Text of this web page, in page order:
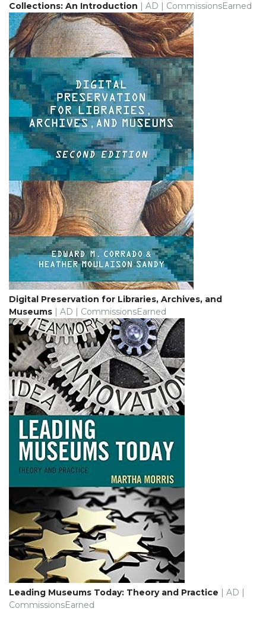
Collections: An Introduction | AD | CommissionsEarned
Digital Preservation for Libraries, Archives, and
Museums | AD | CommissionsEarned
Leading Museums Today: Theory and Practice | AD |
CommissionsEarned